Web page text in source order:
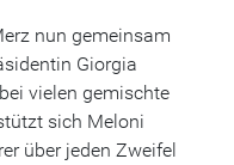
nun gemeinsam
Giorgia
vielen gemischte
sich Meloni
über jeden Zweifel